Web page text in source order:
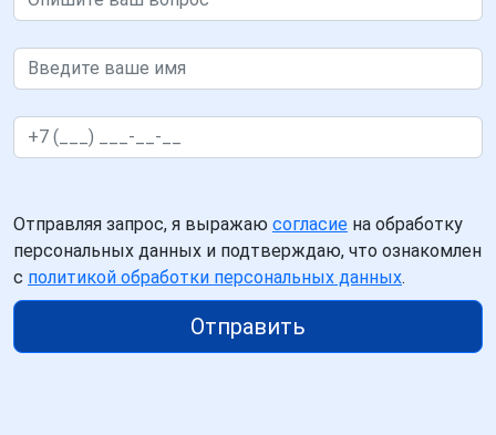
Отправляя запрос, я выражаю согласие на обработку
персональных данных и подтверждаю, что ознакомлен
с политикой обработки персональных данных.
Отправить